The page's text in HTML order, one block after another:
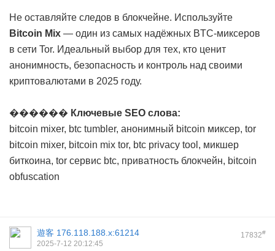
Не оставляйте следов в блокчейне. Используйте
Bitcoin Mix — один из самых надёжных BTC-миксеров
в сети Tor. Идеальный выбор для тех, кто ценит
анонимность, безопасность и контроль над своими
криптовалютами в 2025 году.
������ Ключевые SEO слова:
bitcoin mixer, btc tumbler, анонимный bitcoin миксер, tor
bitcoin mixer, bitcoin mix tor, btc privacy tool, микшер
биткоина, tor сервис btc, приватность блокчейн, bitcoin
obfuscation
17832#
遊客 176.118.188.x:61214
2025-7-12 20:12:45